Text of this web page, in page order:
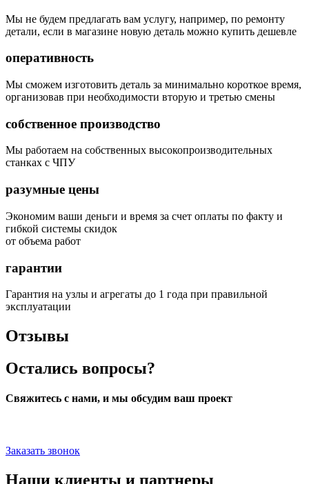
Мы не будем предлагать вам услугу, например, по ремонту
детали, если в магазине новую деталь можно купить дешевле
оперативность
Мы сможем изготовить деталь за минимально короткое время,
организовав при необходимости вторую и третью смены
собственное производство
Мы работаем на собственных высокопроизводительных
станках с ЧПУ
разумные цены
Экономим ваши деньги и время за счет оплаты по факту и
гибкой системы скидок
от объема работ
гарантии
Гарантия на узлы и агрегаты до 1 года при правильной
эксплуатации
Отзывы
Остались вопросы?
Свяжитесь с нами, и мы обсудим ваш проект
Заказать звонок
Наши клиенты и партнеры